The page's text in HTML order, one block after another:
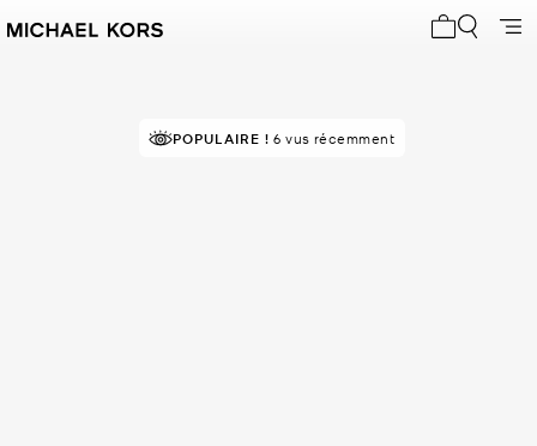
POPULAIRE ! 6 vus récemment